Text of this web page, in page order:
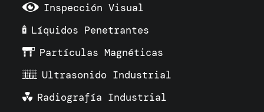
Inspección Visual
Líquidos Penetrantes
Partículas Magnéticas
Ultrasonido Industrial
Radiografía Industrial